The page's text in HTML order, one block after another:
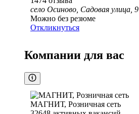
село Осиново, Садовая улица, 9
Можно без резюме
Откликнуться
Компании для вас
МАГНИТ, Розничная сеть